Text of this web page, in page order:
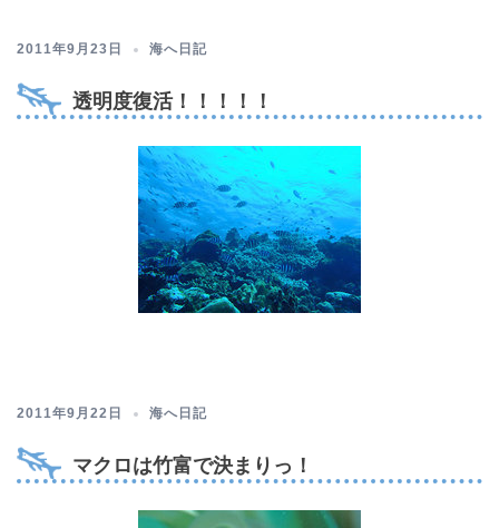
2011年9月23日 海へ日記
透明度復活！！！！！
2011年9月22日 海へ日記
マクロは竹富で決まりっ！